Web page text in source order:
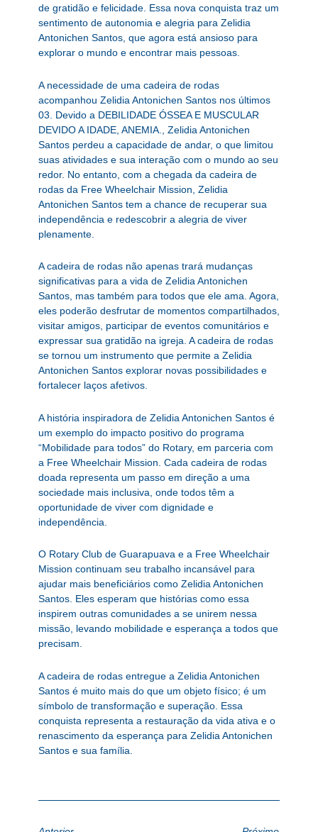
de gratidão e felicidade. Essa nova conquista traz um
sentimento de autonomia e alegria para Zelidia
Antonichen Santos, que agora está ansioso para
explorar o mundo e encontrar mais pessoas.
A necessidade de uma cadeira de rodas
acompanhou Zelidia Antonichen Santos nos últimos
03. Devido a DEBILIDADE ÓSSEA E MUSCULAR
DEVIDO A IDADE, ANEMIA., Zelidia Antonichen
Santos perdeu a capacidade de andar, o que limitou
suas atividades e sua interação com o mundo ao seu
redor. No entanto, com a chegada da cadeira de
rodas da Free Wheelchair Mission, Zelidia
Antonichen Santos tem a chance de recuperar sua
independência e redescobrir a alegria de viver
plenamente.
A cadeira de rodas não apenas trará mudanças
significativas para a vida de Zelidia Antonichen
Santos, mas também para todos que ele ama. Agora,
eles poderão desfrutar de momentos compartilhados,
visitar amigos, participar de eventos comunitários e
expressar sua gratidão na igreja. A cadeira de rodas
se tornou um instrumento que permite a Zelidia
Antonichen Santos explorar novas possibilidades e
fortalecer laços afetivos.
A história inspiradora de Zelidia Antonichen Santos é
um exemplo do impacto positivo do programa
“Mobilidade para todos” do Rotary, em parceria com
a Free Wheelchair Mission. Cada cadeira de rodas
doada representa um passo em direção a uma
sociedade mais inclusiva, onde todos têm a
oportunidade de viver com dignidade e
independência.
O Rotary Club de Guarapuava e a Free Wheelchair
Mission continuam seu trabalho incansável para
ajudar mais beneficiários como Zelidia Antonichen
Santos. Eles esperam que histórias como essa
inspirem outras comunidades a se unirem nessa
missão, levando mobilidade e esperança a todos que
precisam.
A cadeira de rodas entregue a Zelidia Antonichen
Santos é muito mais do que um objeto físico; é um
símbolo de transformação e superação. Essa
conquista representa a restauração da vida ativa e o
renascimento da esperança para Zelidia Antonichen
Santos e sua família.